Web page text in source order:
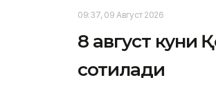
09:37, 09 Август 2026
8 август куни
сотилади